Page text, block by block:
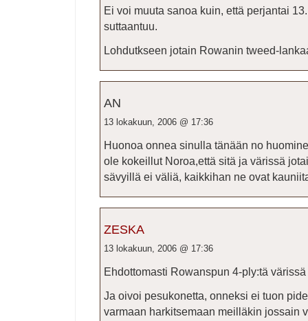
Ei voi muuta sanoa kuin, että perjantai
suttaantuu.
Lohdutkseen jotain Rowanin tweed-
AN
13 lokakuun, 2006 @ 17:36
Huonoa onnea sinulla tänään no
ole kokeillut Noroa,että sitä ja värissä
sävyillä ei väliä, kaikkihan ne ovat
ZESKA
13 lokakuun, 2006 @ 17:36
Ehdottomasti Rowanspun 4-ply:tä
Ja oivoi pesukonetta, onneksi ei tuon
varmaan harkitsemaan meilläkin jossain